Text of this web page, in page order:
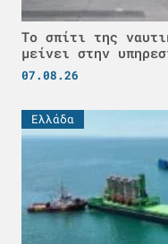
Το σπίτι της
μείνει στην
07.08.26
Ελλάδα